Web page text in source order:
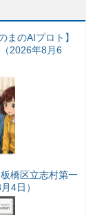
まのAIプロト】
2026年8月6
橋区立志村第一
4日）